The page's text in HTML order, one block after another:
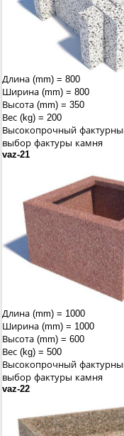
Длина (mm) = 800
Ширина (mm) = 800
Высота (mm) = 350
Вес (kg) = 200
Высокопрочный
выбор фактуры камня
vaz-21
Длина (mm) = 1000
Ширина (mm) = 1000
Высота (mm) = 600
Вес (kg) = 500
Высокопрочный
выбор фактуры камня
vaz-22